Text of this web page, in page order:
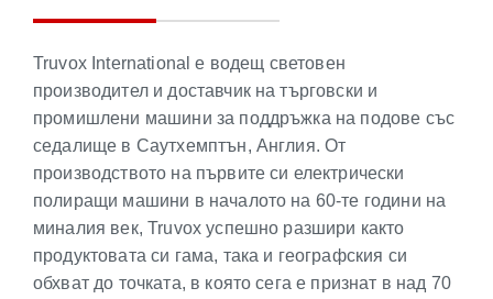
Truvox International е водещ световен
производител и доставчик на търговски и
промишлени машини за поддръжка на подове със
седалище в Саутхемптън, Англия.От
производството на първите си електрически
полиращи машини в началото на 60-те години на
миналия век, Truvox успешно разшири както
продуктовата си гама, така и географския си
обхват до точката, в която сега е признат в над 70